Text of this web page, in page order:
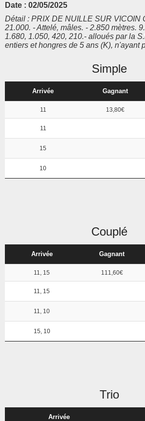
Date : 02/05/2025
Détail : PRIX DE NUILLE SUR VICOIN
21.000. - Attelé, mâles. - 2.850 mètres.
1.680, 1.050, 420, 210.- alloués par la
entiers et hongres de 5 ans (K), n'ayant
Simple
Arrivée Gagnant
11 13,80€
11
15
10
Couplé
Arrivée Gagnant
11, 15 111,60€
11, 15
11, 10
15, 10
Trio
Arrivée